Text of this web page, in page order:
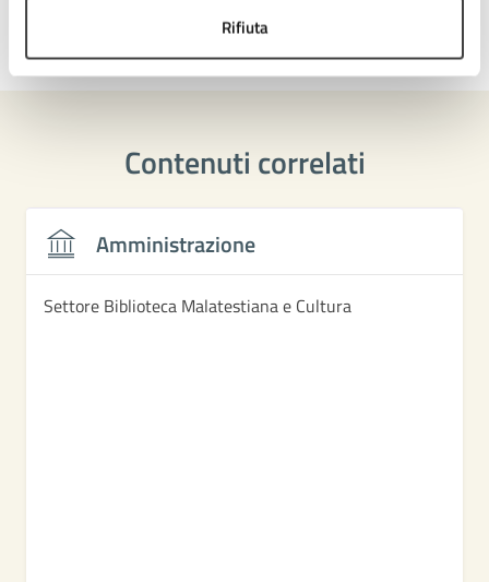
Rifiuta
Ultimo aggiornamento:27/05/2026, 12:15
Contenuti correlati
Amministrazione
Settore Biblioteca Malatestiana e Cultura